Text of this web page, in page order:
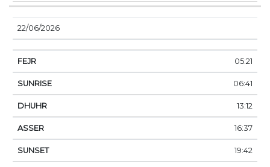
22/06/2026
05:21
06:41
13:12
16:37
19:42